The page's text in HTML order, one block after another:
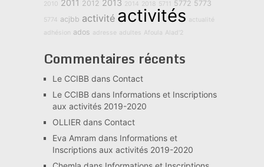
2010 2011 2012 2013 2014 2018 5711 5772 5773
5774 acjbb activité activités actualité
adhésion ados adresse adultes Afoula Alad'2
Commentaires récents
Le CCIBBdans Contact
Le CCIBBdans Informations et Inscriptions
aux activités 2019-2020
OLLIERdans Contact
Eva Amram dans Informations et
Inscriptions aux activités 2019-2020